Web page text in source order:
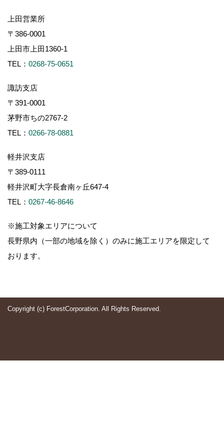
上田営業所
〒386-0001
上田市上田1360-1
TEL： 0268-75-0651
諏訪支店
〒391-0001
茅野市ちの2767-2
TEL： 0266-78-0881
軽井沢支店
〒389-0111
軽井沢町大字長倉南ヶ丘647-4
TEL： 0267-46-8646
※施工対象エリアについて
長野県内（一部の地域を除く）のみに施工エリアを限定して
おります。
Copyright (c) ForestCorporation. All Rights Reserved.